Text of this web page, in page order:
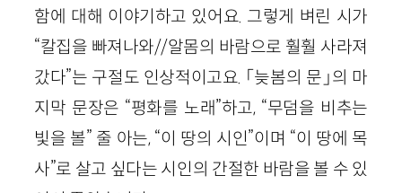
함에 대해 이야기하고 있어요. 그렇게 벼린 시가
“칼집을 빠져나와//알몸의 바람으로 훨훨 사라져
갔다”는 구절도 인상적이고요. 「늦봄의 문」의 마
지막 문장은 “평화를 노래”하고, “무덤을 비추는
빛을 볼” 줄 아는, “이 땅의 시인”이며 “이 땅에 목
사”로 살고 싶다는 시인의 간절한 바람을 볼 수 있